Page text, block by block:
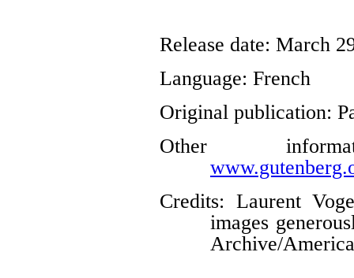
Release date: March
Language: French
Original publication:
Other
Credits: Laurent
images
Archive/